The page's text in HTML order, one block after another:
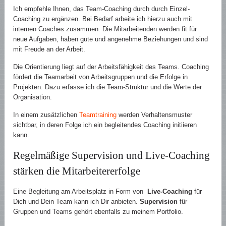
Ich empfehle Ihnen, das Team-Coaching durch durch Einzel-
Coaching zu ergänzen. Bei Bedarf arbeite ich hierzu auch mit
internen Coaches zusammen. Die Mitarbeitenden werden fit für
neue Aufgaben, haben gute und angenehme Beziehungen und sind
mit Freude an der Arbeit.
Die Orientierung liegt auf der Arbeitsfähigkeit des Teams. Coaching
fördert die Teamarbeit von Arbeitsgruppen und die Erfolge in
Projekten. Dazu erfasse ich die Team-Struktur und die Werte der
Organisation.
In einem zusätzlichenTeamtraining werden Verhaltensmuster
sichtbar, in deren Folge ich ein begleitendes Coaching initiieren
kann.
Regelmäßige Supervision und Live-Coaching
stärken die Mitarbeitererfolge
Eine Begleitung am Arbeitsplatz in Form von Live-Coaching für
Dich und Dein Team kann ich Dir anbieten.Supervision für
Gruppen und Teams gehört ebenfalls zu meinem Portfolio.